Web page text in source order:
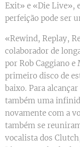
Exit» e «Die Live»,
perfeição pode ser
«Rewind, Replay,
colaborador de
por Rob Caggiano e
primeiro disco de
baixo. Para
também uma
novamente com a
também se
vocalista dos